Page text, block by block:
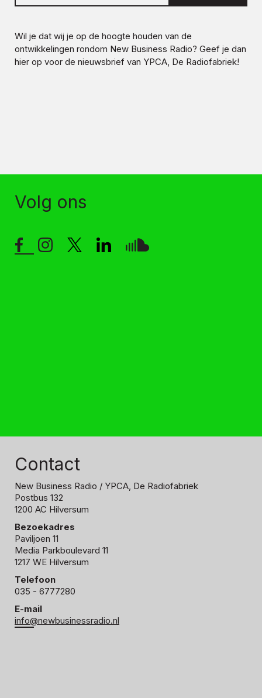
Wil je dat wij je op de hoogte houden van de
ontwikkelingen rondom New Business Radio? Geef je dan
hier op voor de nieuwsbrief van YPCA, De Radiofabriek!
Volg ons
Contact
New Business Radio / YPCA, De Radiofabriek
Postbus 132
1200 AC Hilversum
Bezoekadres
Paviljoen 11
Media Parkboulevard 11
1217 WE Hilversum
Telefoon
035 - 6777280
E-mail
info@newbusinessradio.nl